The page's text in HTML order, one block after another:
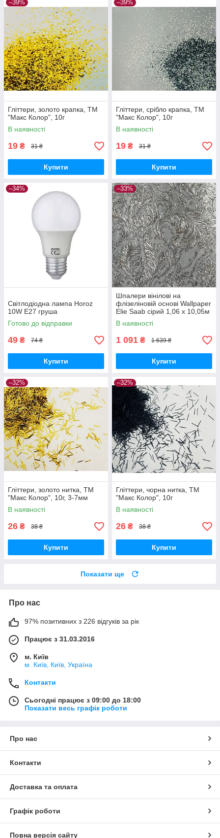
–39%
Гліттери, золото крапка, ТМ
"Макс Колор", 10г
В наявності
19 ₴ 31 ₴
Купити
–39%
Гліттери, срібло крапка, ТМ
"Макс Колор", 10г
В наявності
19 ₴ 31 ₴
Купити
–34%
Світлодіодна лампа Horoz
10W E27 груша
Готово до відправки
49 ₴ 74 ₴
Купити
–33%
Шпалери вінілові на
флізеліновій основі Wallpaper
Elie Saab сірий 1,06 х 10,05м
(Z64819)
В наявності
1 091 ₴ 1 639 ₴
Купити
–32%
Гліттери, золото нитка, ТМ
"Макс Колор", 10г, 3-7мм
В наявності
26 ₴ 38 ₴
Купити
–32%
Гліттери, чорна нитка, ТМ
"Макс Колор", 10г
В наявності
26 ₴ 38 ₴
Купити
Показати ще
Про нас
97% позитивних з 226 відгуків за рік
Працює з 31.03.2016
м. Київ
м. Київ, Київ, Україна
Контакти
Сьогодні працює з 09:00 до 18:00
Показати весь графік роботи
Про нас
Контакти
Доставка та оплата
Графік роботи
Повна версія сайту